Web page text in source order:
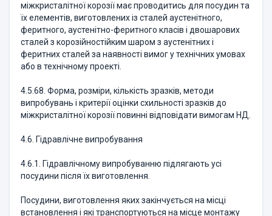
міжкристалітної корозії має проводитись для посудин та
їх елементів, виготовлених із сталей аустенітного,
феритного, аустенітно-феритного класів і двошарових
сталей з корозійностійким шаром з аустенітних і
феритних сталей за наявності вимог у технічних умовах
або в технічному проекті.
4.5.68. Форма, розміри, кількість зразків, методи
випробувань і критерії оцінки схильності зразків до
міжкристалітної корозії повинні відповідати вимогам НД.
4.6. Гідравлічне випробування
4.6.1. Гідравлічному випробуванню підлягають усі
посудини після їх виготовлення.
Посудини, виготовлення яких закінчується на місці
встановлення і які транспортуються на місце монтажу